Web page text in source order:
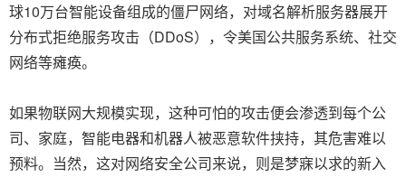
球10万台智能设备组成的僵尸网络，对域名解析服务器展开
分布式拒绝服务攻击（DDoS），令美国公共服务系统、社交
网络等瘫痪。
如果物联网大规模实现，这种可怕的攻击便会渗透到每个公
司、家庭，智能电器和机器人被恶意软件挟持，其危害难以
预料。当然，这对网络安全公司来说，则是梦寐以求的新入